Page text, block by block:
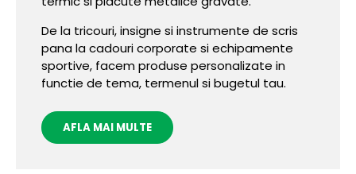
De la tricouri, insigne si instrumente de scris
pana la cadouri corporate si echipamente
sportive, facem produse personalizate in
functie de tema, termenul si bugetul tau.
AFLA MAI MULTE